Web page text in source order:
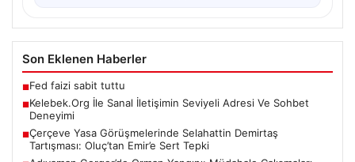
Son Eklenen Haberler
■Fed faizi sabit tuttu
■Kelebek.Org İle Sanal İletişimin Seviyeli Adresi Ve Sohbet
Deneyimi
■Çerçeve Yasa Görüşmelerinde Selahattin Demirtaş
Tartışması: Oluç’tan Emir’e Sert Tepki